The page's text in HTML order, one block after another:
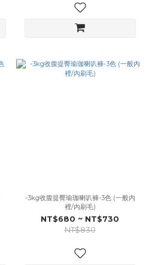
-3kg收腹提臀瑜珈喇叭褲-3色 (一般內
裡/內刷毛)
NT$680 ~ NT$730
NT$830